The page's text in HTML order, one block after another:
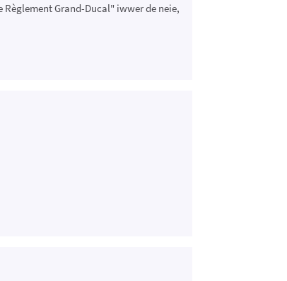
Règlement Grand-Ducal" iwwer de neie,